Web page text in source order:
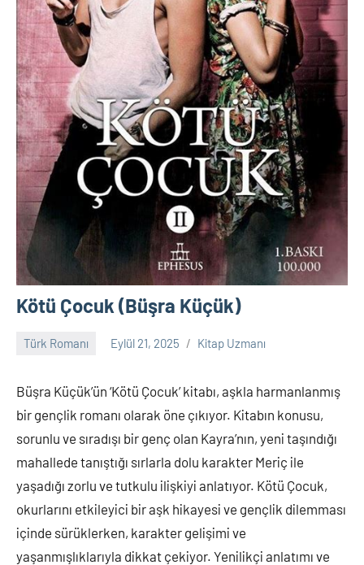
Kötü Çocuk (Büşra Küçük)
Türk Romanı Eylül 21, 2025 Kitap Uzmanı
Büşra Küçük’ün ‘Kötü Çocuk’ kitabı, aşkla harmanlanmış
bir gençlik romanı olarak öne çıkıyor. Kitabın konusu,
sorunlu ve sıradışı bir genç olan Kayra’nın, yeni taşındığı
mahallede tanıştığı sırlarla dolu karakter Meriç ile
yaşadığı zorlu ve tutkulu ilişkiyi anlatıyor. Kötü Çocuk,
okurlarını etkileyici bir aşk hikayesi ve gençlik dilemması
içinde sürüklerken, karakter gelişimi ve
yaşanmışlıklarıyla dikkat çekiyor. Yenilikçi anlatımı ve